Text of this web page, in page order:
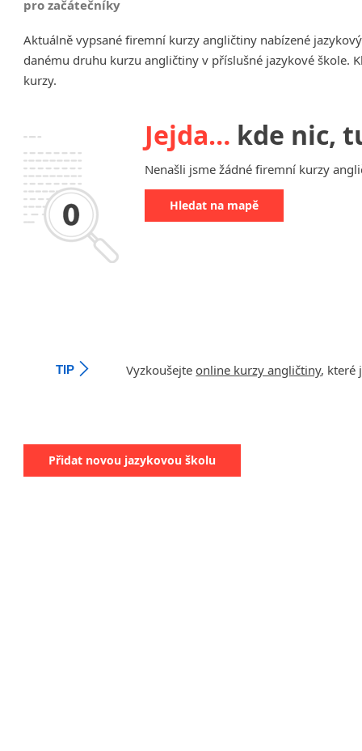
Děčín
Hodonín
Vysoká nad Labem
pro začátečníky
Aktuálně vypsané firemní kurzy angličtiny nabízené
danému druhu kurzu angličtiny v příslušné jazykové škole.
kurzy.
Jejda… kde nic,
Nenašli jsme žádné firemní kurzy
Hledat na mapě
TIP Vyzkoušejte online kurzy angličtiny, které
Přidat novou jazykovou školu